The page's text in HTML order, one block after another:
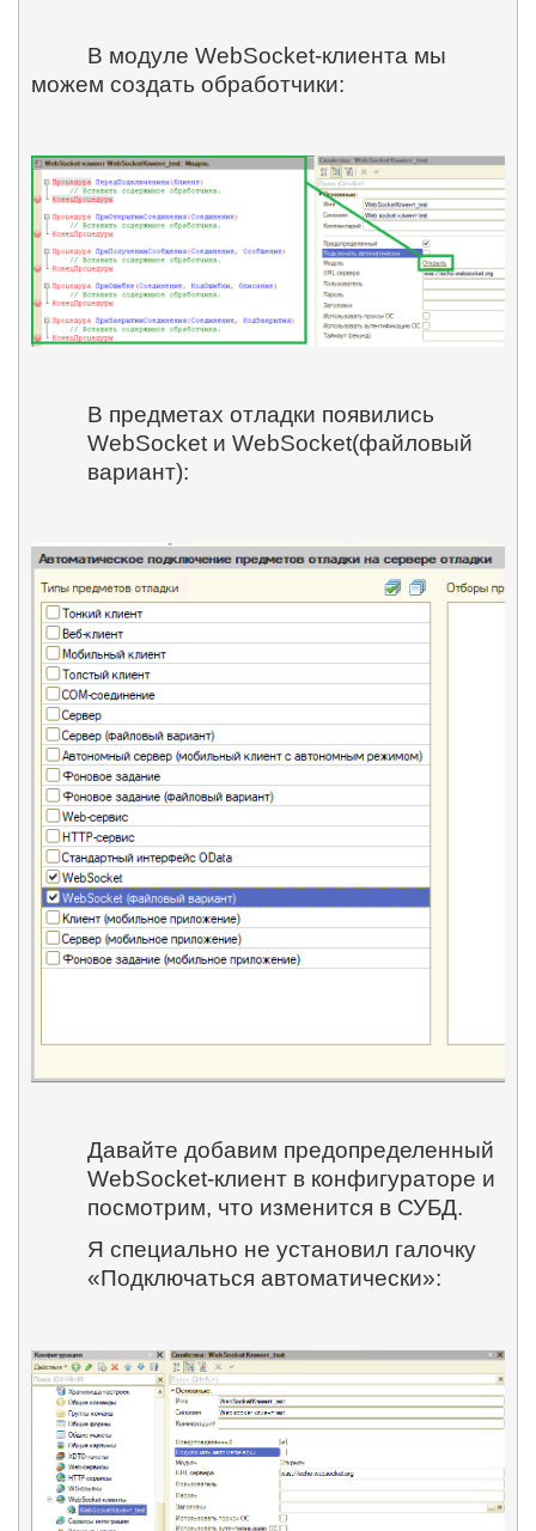
В модуле WebSocket-клиента мы
можем создать обработчики:
В предметах отладки появились
WebSocket и WebSocket(файловый
вариант):
Давайте добавим предопределенный
WebSocket-клиент в конфигураторе и
посмотрим, что изменится в СУБД.
Я специально не установил галочку
«Подключаться автоматически»: